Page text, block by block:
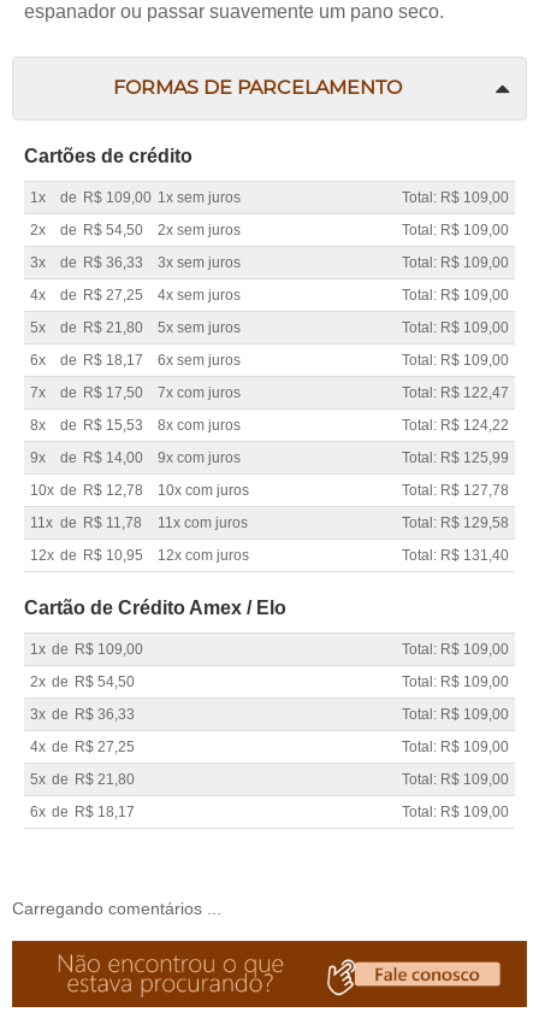
espanador ou passar suavemente um pano seco.
FORMAS DE PARCELAMENTO
Cartões de crédito
1x de R$ 109,00 1x sem juros
Total: R$ 109,00
2x
de R$ 54,50 2x sem juros
Total: R$ 109,00
3x
de R$ 36,33 3x sem juros
Total: R$ 109,00
4x
de R$ 27,25 4x sem juros
Total: R$ 109,00
5x
de R$ 21,80 5x sem juros
Total: R$ 109,00
6x
de R$ 18,17 6x sem juros
Total: R$ 109,00
7x
de R$ 17,50 7x com juros
Total: R$ 122,47
8x
de R$ 15,53 8x com juros
Total: R$ 124,22
9x
de R$ 14,00 9x com juros
Total: R$ 125,99
10x de R$ 12,78 10x com juros
Total: R$ 127,78
11x de R$ 11,78 11x com juros
Total: R$ 129,58
12x de R$ 10,95 12x com juros Total: R$ 131,40
Cartão de Crédito Amex / Elo
1x de R$ 109,00
Total: R$ 109,00
2x de R$ 54,50
Total: R$ 109,00
3x de R$ 36,33
Total: R$ 109,00
4x de R$ 27,25
Total: R$ 109,00
5x de R$ 21,80
Total: R$ 109,00
6x de R$ 18,17 Total: R$ 109,00
Carregando comentários ...